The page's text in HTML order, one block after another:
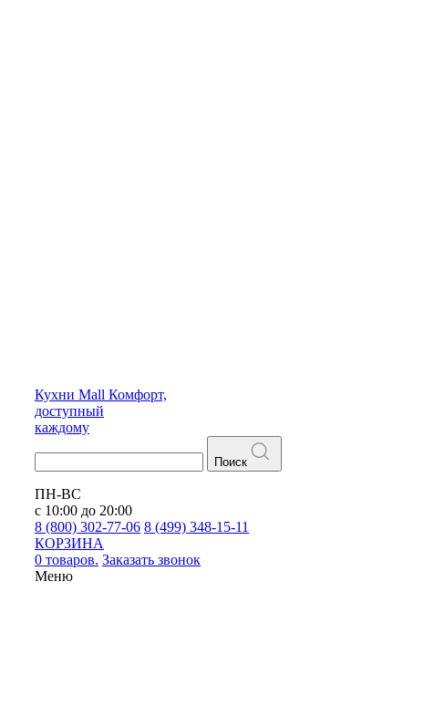
Кухни Mall Комфорт,
доступный
каждому
Поиск
ПН-ВС
с 10:00 до 20:00
8 (800) 302-77-06 8 (499) 348-15-11
КОРЗИНА
0 товаров. Заказать звонок
Меню